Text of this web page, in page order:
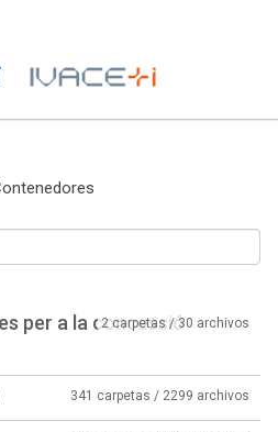
per a la concessió
2 carpetas / 30 archivos
341 carpetas / 2299 archivos